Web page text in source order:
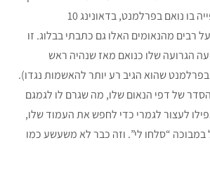
יש לי עשרות שעות צפייה בו נואם בפרלמנט, בדאונינג 10
רבים מהנאומים האלו גם כתבתי בבלוג. זו
הגרועה שלו כנואם מאז שנהיה ראש
שהוא הגיב רע יותר להאשמות נגדו).
של דפי הנאום שלו, מה שגרם לו לגמגם
לעצור לגמרי כדי לחפש את העמוד שלו,
“סלחו לי”. וזה כבר לא משעשע כמו